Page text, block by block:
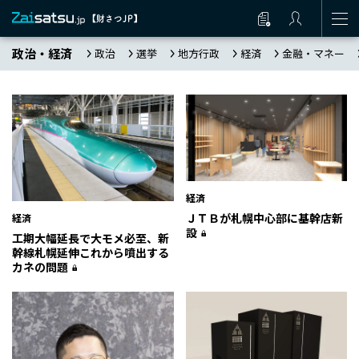
政治・経済 政治 選挙 地方行政 経済 金融・マネー
経済
工期大幅延長で大モメ必至、新
幹線札幌延伸これから噴出する
カネの問題
経済
ＪＴＢが札幌中心部に基幹店新
設